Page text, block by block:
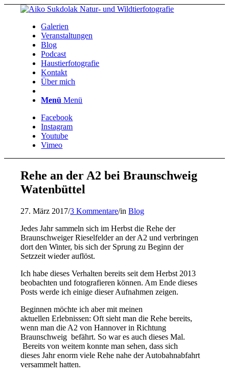
Galerien
Veranstaltungen
Blog
Podcast
Haustierfotografie
Kontakt
Über mich
Menü Menü
Facebook
Instagram
Youtube
Vimeo
Rehe an der A2 bei Braunschweig
Watenbüttel
27. März 2017/3 Kommentare/inBlog
Jedes Jahr sammeln sich im Herbst die Rehe der
Braunschweiger Rieselfelder an der A2 und verbringen
dort den Winter, bis sich der Sprung zu Beginn der
Setzzeit wieder auflöst.
Ich habe dieses Verhalten bereits seit dem Herbst 2013
beobachten und fotografieren können. Am Ende dieses
Posts werde ich einige dieser Aufnahmen zeigen.
Beginnen möchte ich aber mit meinen
aktuellen Erlebnissen: Oft sieht man die Rehe bereits,
wenn man die A2 von Hannover in Richtung
Braunschweig befährt. So war es auch dieses Mal.
Bereits von weitem konnte man sehen, dass sich
dieses Jahr enorm viele Rehe nahe der Autobahnabfahrt
versammelt hatten.